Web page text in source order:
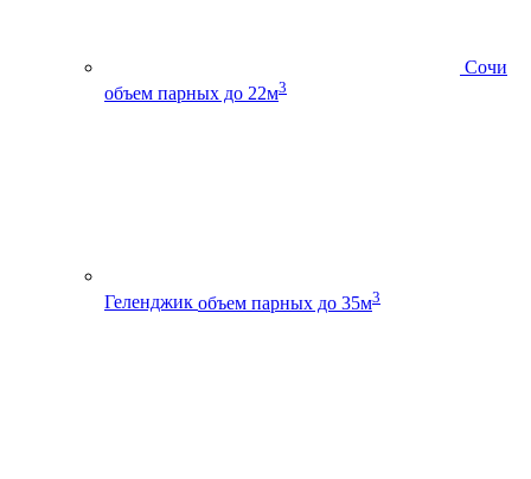
Сочи
объем парных до 22м3
Геленджик объем парных до 35м3